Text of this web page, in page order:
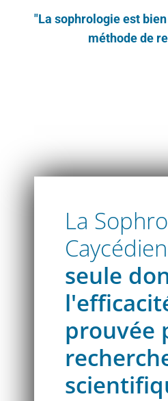
"La sophrologie est
méthode de
La
seule
prouvée